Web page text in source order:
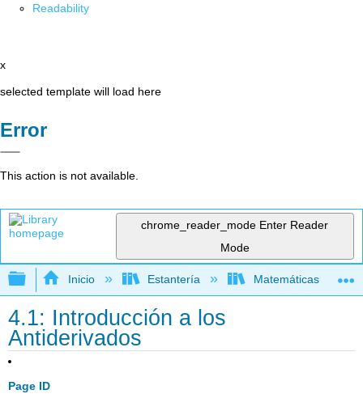
Readability
x
selected template will load here
Error
This action is not available.
chrome_reader_mode Enter Reader
Mode
Expandir/contraer jerarquía global
Inicio Estantería Matemáticas
4.1: Introducción a los
Antiderivados
Page ID